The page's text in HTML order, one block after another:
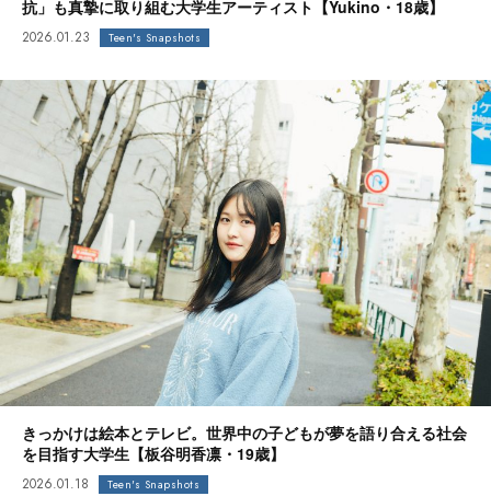
抗」も真摯に取り組む大学生アーティスト【Yukino・18歳】
2026.01.23 Teen's Snapshots
きっかけは絵本とテレビ。世界中の子どもが夢を語り合える社会
を目指す大学生【板谷明香凛・19歳】
2026.01.18 Teen's Snapshots